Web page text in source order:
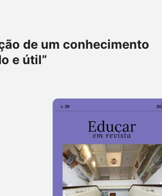
de um conhecimento
e útil”